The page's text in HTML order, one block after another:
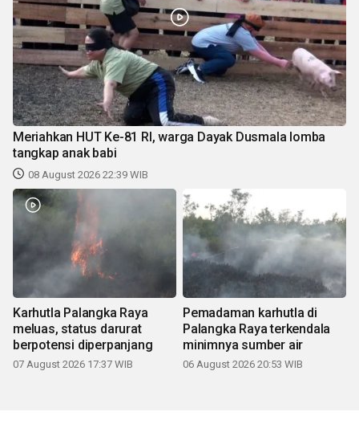
Meriahkan HUT Ke-81 RI, warga Dayak Dusmala lomba
tangkap anak babi
08 August 2026 22:39 WIB
Karhutla Palangka Raya
meluas, status darurat
berpotensi diperpanjang
07 August 2026 17:37 WIB
Pemadaman karhutla di
Palangka Raya terkendala
minimnya sumber air
06 August 2026 20:53 WIB